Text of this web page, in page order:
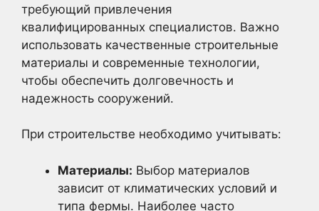
требующий привлечения
квалифицированных специалистов. Важно
использовать качественные строительные
материалы и современные технологии,
чтобы обеспечить долговечность и
надежность сооружений.
При строительстве необходимо учитывать:
Материалы: Выбор материалов
зависит от климатических условий и
типа фермы. Наиболее часто